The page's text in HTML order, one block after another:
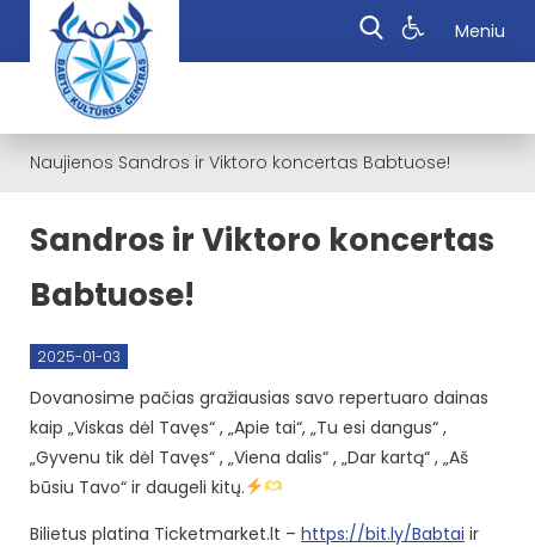
Meniu
Naujienos Sandros ir Viktoro koncertas Babtuose!
Sandros ir Viktoro koncertas
Babtuose!
2025-01-03
Dovanosime pačias gražiausias savo repertuaro dainas
kaip „Viskas dėl Tavęs“ , „Apie tai“, „Tu esi dangus“ ,
„Gyvenu tik dėl Tavęs“ , „Viena dalis“ , „Dar kartą“ , „Aš
būsiu Tavo“ ir daugeli kitų.
Bilietus platina Ticketmarket.lt – https://bit.ly/Babtai ir